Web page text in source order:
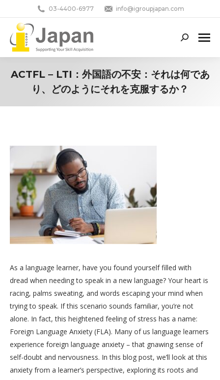
03-4400-6977 info@igroupjapan.com
Search:
ACTFL – LTI：外国語の不安：それは何であ
り、どのようにそれを克服するか？
As a language learner, have you found yourself filled with
dread when needing to speak in a new language? Your heart is
racing, palms sweating, and words escaping your mind when
trying to speak. If this scenario sounds familiar, you’re not
alone. In fact, this heightened feeling of stress has a name:
Foreign Language Anxiety (FLA). Many of us language learners
experience foreign language anxiety – that gnawing sense of
self-doubt and nervousness. In this blog post, we’ll look at this
anxiety from a learner’s perspective, exploring its roots and